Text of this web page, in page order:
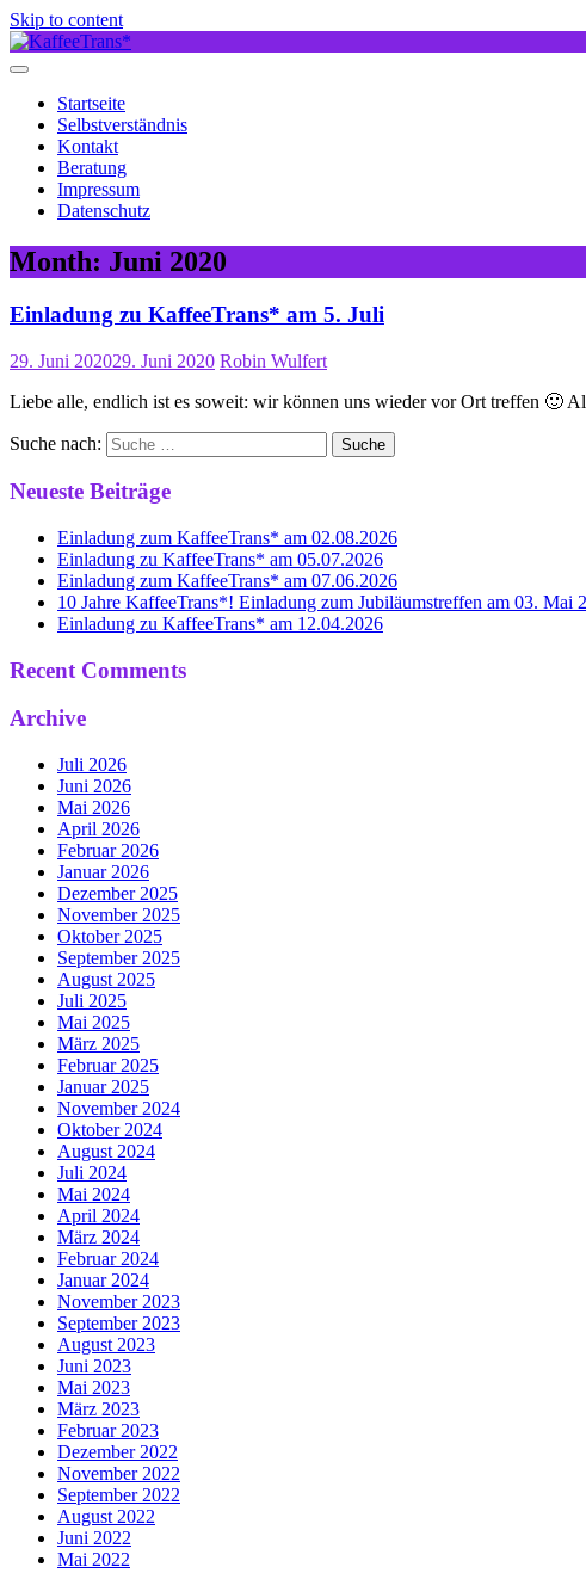
Skip to content
Startseite
Selbstverständnis
Kontakt
Beratung
Impressum
Datenschutz
Month: Juni 2020
Einladung zu KaffeeTrans* am 5. Juli
29. Juni 202029. Juni 2020 Robin Wulfert
Liebe alle, endlich ist es soweit: wir können uns wieder vor Ort treffen 🙂
Suche nach:
Neueste Beiträge
Einladung zum KaffeeTrans* am 02.08.2026
Einladung zu KaffeeTrans* am 05.07.2026
Einladung zum KaffeeTrans* am 07.06.2026
10 Jahre KaffeeTrans*! Einladung zum Jubiläumstreffen am 03. Mai
Einladung zu KaffeeTrans* am 12.04.2026
Recent Comments
Archive
Juli 2026
Juni 2026
Mai 2026
April 2026
Februar 2026
Januar 2026
Dezember 2025
November 2025
Oktober 2025
September 2025
August 2025
Juli 2025
Mai 2025
März 2025
Februar 2025
Januar 2025
November 2024
Oktober 2024
August 2024
Juli 2024
Mai 2024
April 2024
März 2024
Februar 2024
Januar 2024
November 2023
September 2023
August 2023
Juni 2023
Mai 2023
März 2023
Februar 2023
Dezember 2022
November 2022
September 2022
August 2022
Juni 2022
Mai 2022